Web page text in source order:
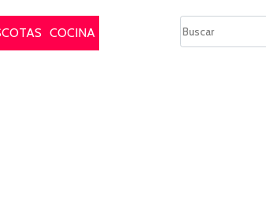
COCINA